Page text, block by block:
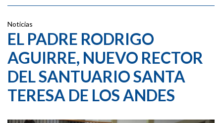
Noticias
EL PADRE RODRIGO
AGUIRRE, NUEVO RECTOR
DEL SANTUARIO SANTA
TERESA DE LOS ANDES